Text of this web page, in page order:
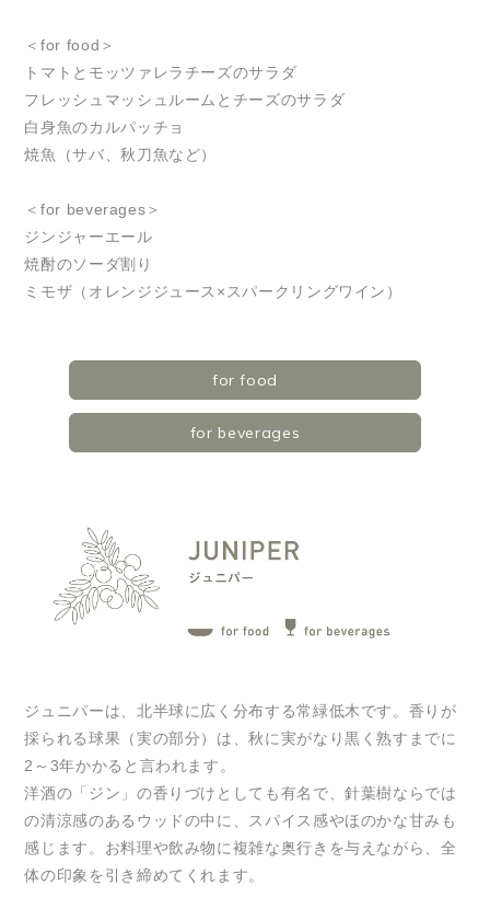
＜for food＞
トマトとモッツァレラチーズのサラダ
フレッシュマッシュルームとチーズのサラダ
白身魚のカルパッチョ
焼魚（サバ、秋刀魚など）
＜for beverages＞
ジンジャーエール
焼酎のソーダ割り
ミモザ（オレンジジュース×スパークリングワイン）
for food
for beverages
ジュニパーは、北半球に広く分布する常緑低木です。香りが
採られる球果（実の部分）は、秋に実がなり黒く熟すまでに
2～3年かかると言われます。
洋酒の「ジン」の香りづけとしても有名で、針葉樹ならでは
の清涼感のあるウッドの中に、スパイス感やほのかな甘みも
感じます。お料理や飲み物に複雑な奥行きを与えながら、全
体の印象を引き締めてくれます。